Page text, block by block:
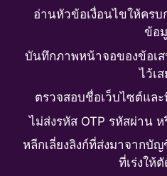
อ่านหัวข้อเงื่อนไขให้คร
ข้อ
บันทึกภาพหน้าจอของข้อเ
ไว้เ
ตรวจสอบชื่อเว็บไซต์แล
ไม่ส่งรหัส OTP รหัสผ่าน
หลีกเลี่ยงลิงก์ที่ส่งมาจากบั
ที่เร่งให้